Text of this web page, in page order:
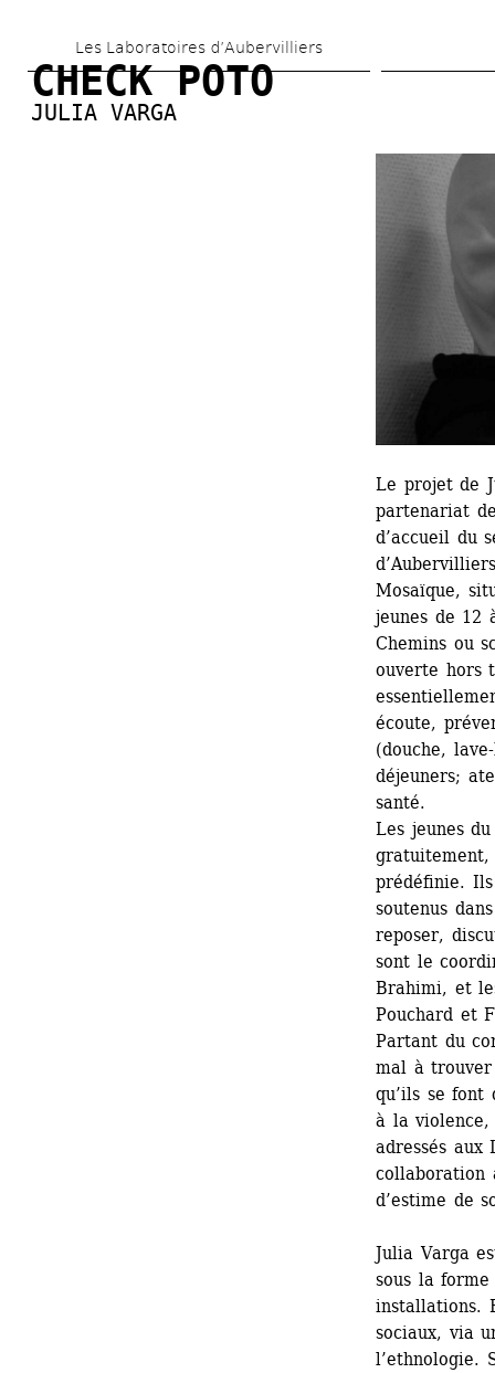
au
contenu
principal
Les Laboratoires d’Aubervilliers
CHECK POTO
JULIA VARGA
Le projet de
partenariat
d’accueil du
Mosaïque,
jeunes de 12
Chemins ou
ouverte hors
écoute,
(douche,
déjeuners;
santé.
Les jeunes
gratuitement,
prédéfinie.
soutenus
reposer,
sont le
Brahimi, et
Pouchard et
Partant du
mal à
qu’ils se font
à la violence,
adressés
collaboration
d’estime de
Julia Varga
sous la
installations.
sociaux, via
l’ethnologie.